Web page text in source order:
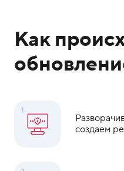
Как
создаем